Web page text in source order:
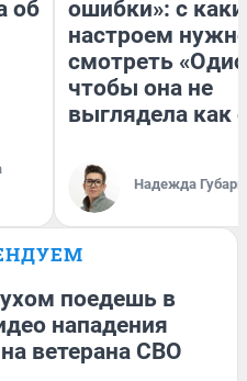
об
ошибки»: с
настроем
смотреть
чтобы она не
выглядела как
Надежда Губарь
поедешь в
нападения
ветерана СВО